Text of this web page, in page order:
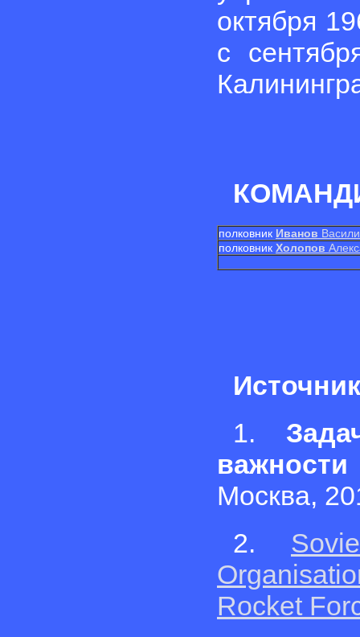
октября
с
полковник Иванов
полковник Холопов
1.
важности
Москва,
2.
Rocket